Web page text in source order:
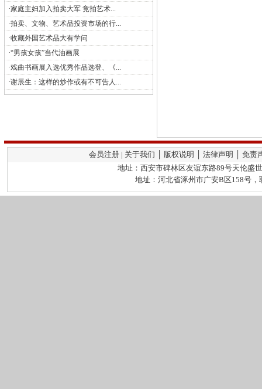
·家庭主妇加入拍卖大军 竞拍艺术...
·拍卖、文物、艺术品投资市场的行...
·收藏外国艺术品大有学问
·“男孩女孩”当代油画展
·戏曲书画展入选优秀作品选登、《...
·谢辰生：这样的炒作或有不可告人...
会员注册 | 关于我们 │ 版权说明 │ 法律声明 │ 免
地址：西安市碑林区友谊东路89号天伦盛
地址：河北省涿州市广安B区158号